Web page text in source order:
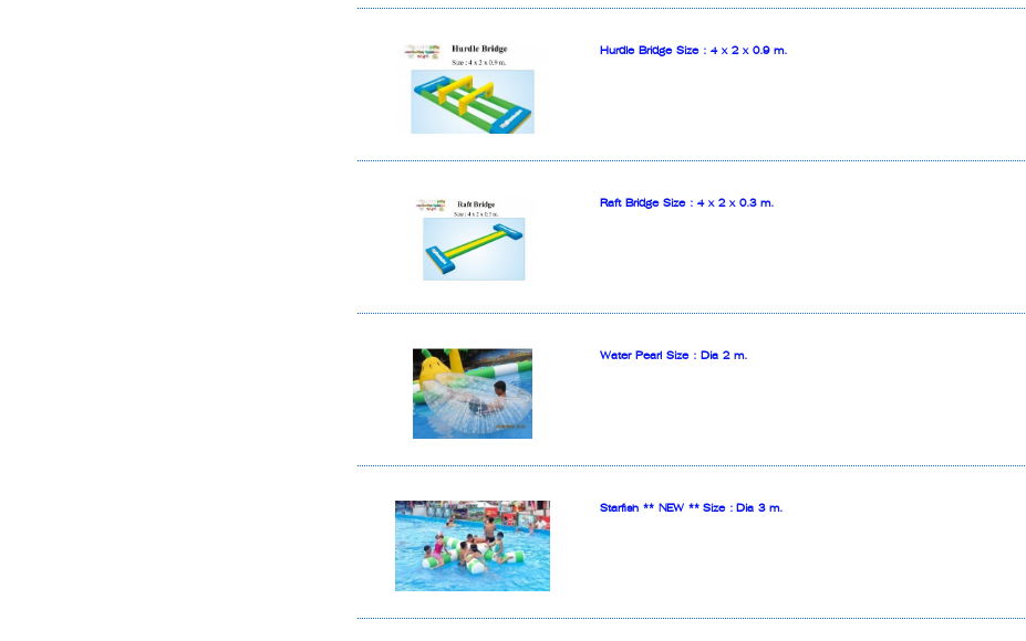
Hurdle Bridge Size : 4 x 2 x 0.9 m.
Raft Bridge Size : 4 x 2 x 0.3 m.
Water Pearl Size : Dia 2 m.
Starfish ** NEW ** Size : Dia 3 m.